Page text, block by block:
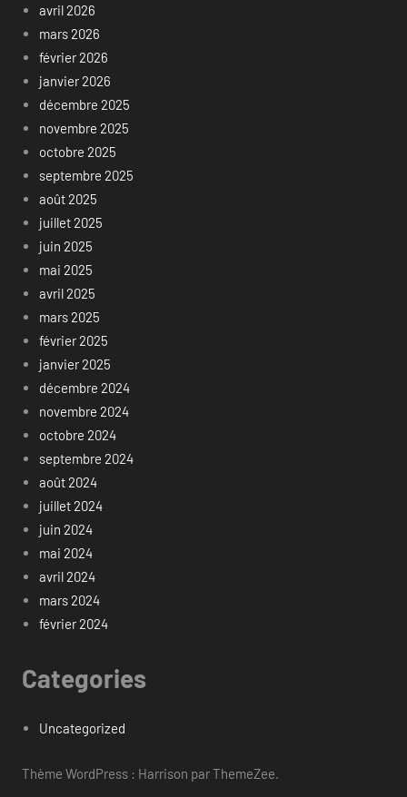
avril 2026
mars 2026
février 2026
janvier 2026
décembre 2025
novembre 2025
octobre 2025
septembre 2025
août 2025
juillet 2025
juin 2025
mai 2025
avril 2025
mars 2025
février 2025
janvier 2025
décembre 2024
novembre 2024
octobre 2024
septembre 2024
août 2024
juillet 2024
juin 2024
mai 2024
avril 2024
mars 2024
février 2024
Categories
Uncategorized
Thème WordPress : Harrison par ThemeZee.